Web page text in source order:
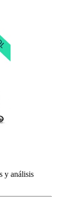
y análisis